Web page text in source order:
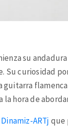
su
Su curiosidad
guitarra
hora de
Dinamiz-ARTj que